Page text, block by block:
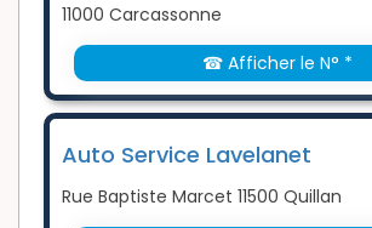
11000 Carcassonne
☎ Afficher le N° *
Auto Service Lavelanet
Rue Baptiste Marcet 11500 Quillan